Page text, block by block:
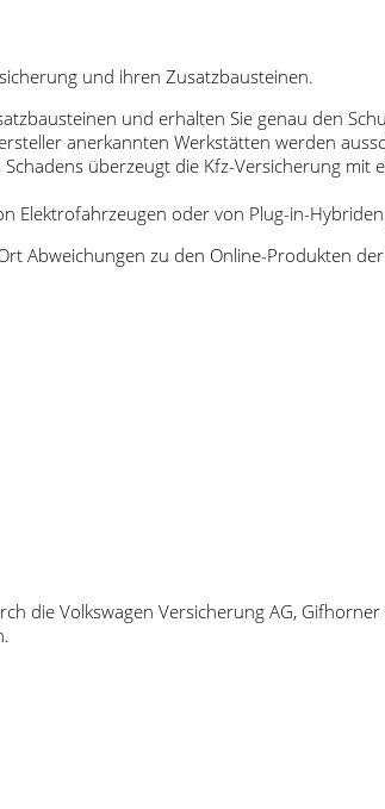
und ihren Zusatzbausteinen.
und erhalten Sie genau den
anerkannten Werkstätten werden
Schadens überzeugt die Kfz-Versicherung
Elektrofahrzeugen oder von Plug-in-
Abweichungen zu den Online-Produkten
die Volkswagen Versicherung AG,